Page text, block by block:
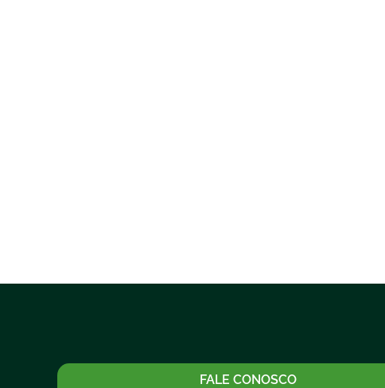
FALE CONOSCO